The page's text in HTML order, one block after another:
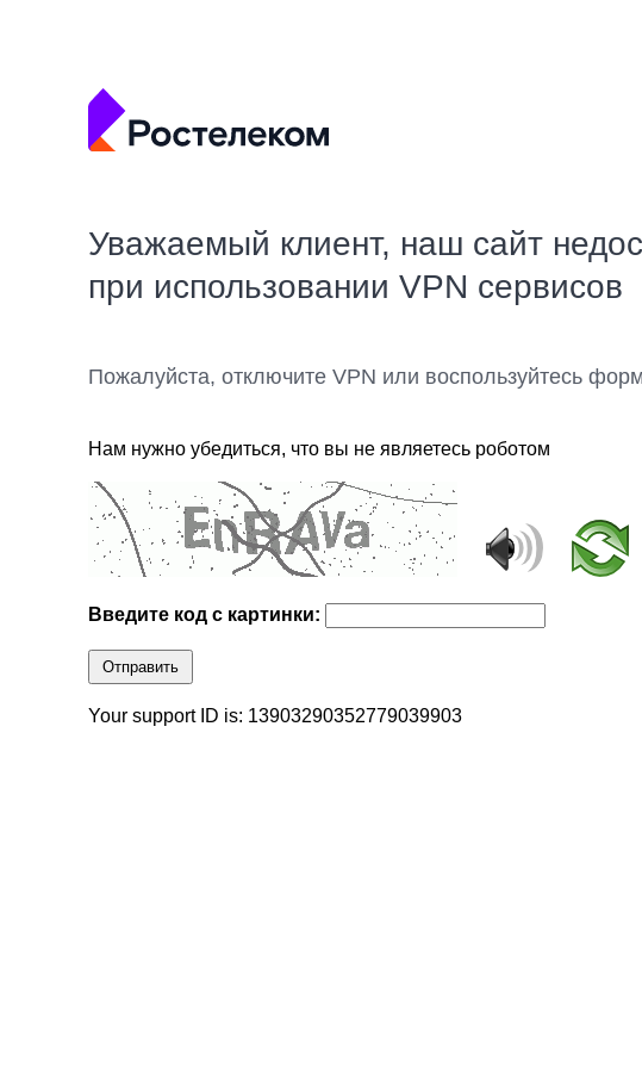
Уважаемый клиент, наш сайт
при использовании VPN сервисов
Пожалуйста, отключите VPN или воспользуйтесь
Нам нужно убедиться, что вы не являетесь роботом
Введите код с картинки:
Отправить
Your support ID is: 13903290352779039903